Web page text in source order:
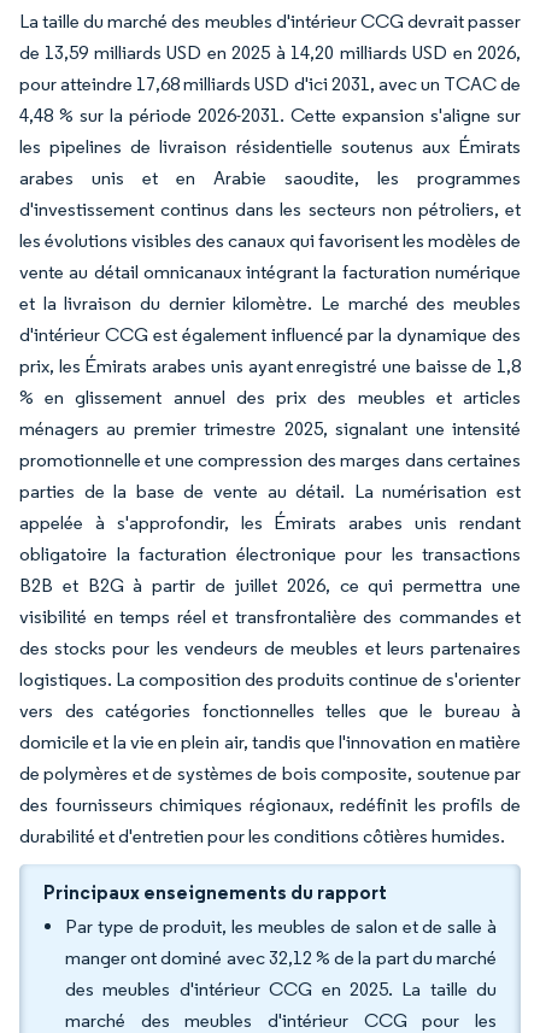
La taille du marché des meubles d'intérieur CCG devrait passer
de 13,59 milliards USD en 2025 à 14,20 milliards USD en 2026,
pour atteindre 17,68 milliards USD d'ici 2031, avec un TCAC de
4,48 % sur la période 2026-2031. Cette expansion s'aligne sur
les pipelines de livraison résidentielle soutenus aux Émirats
arabes unis et en Arabie saoudite, les programmes
d'investissement continus dans les secteurs non pétroliers, et
les évolutions visibles des canaux qui favorisent les modèles de
vente au détail omnicanaux intégrant la facturation numérique
et la livraison du dernier kilomètre. Le marché des meubles
d'intérieur CCG est également influencé par la dynamique des
prix, les Émirats arabes unis ayant enregistré une baisse de 1,8
% en glissement annuel des prix des meubles et articles
ménagers au premier trimestre 2025, signalant une intensité
promotionnelle et une compression des marges dans certaines
parties de la base de vente au détail. La numérisation est
appelée à s'approfondir, les Émirats arabes unis rendant
obligatoire la facturation électronique pour les transactions
B2B et B2G à partir de juillet 2026, ce qui permettra une
visibilité en temps réel et transfrontalière des commandes et
des stocks pour les vendeurs de meubles et leurs partenaires
logistiques. La composition des produits continue de s'orienter
vers des catégories fonctionnelles telles que le bureau à
domicile et la vie en plein air, tandis que l'innovation en matière
de polymères et de systèmes de bois composite, soutenue par
des fournisseurs chimiques régionaux, redéfinit les profils de
durabilité et d'entretien pour les conditions côtières humides.
Principaux enseignements du rapport
Par type de produit, les meubles de salon et de salle à
manger ont dominé avec 32,12 % de la part du marché
des meubles d'intérieur CCG en 2025. La taille du
marché des meubles d'intérieur CCG pour les